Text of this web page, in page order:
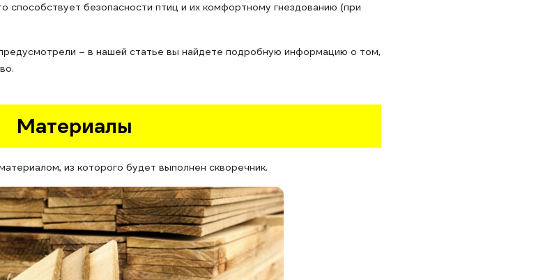
способствует безопасности птиц и их комфортному гнездованию (при
– в нашей статье вы найдете подробную информацию о том,
Материалы
из которого будет выполнен скворечник.